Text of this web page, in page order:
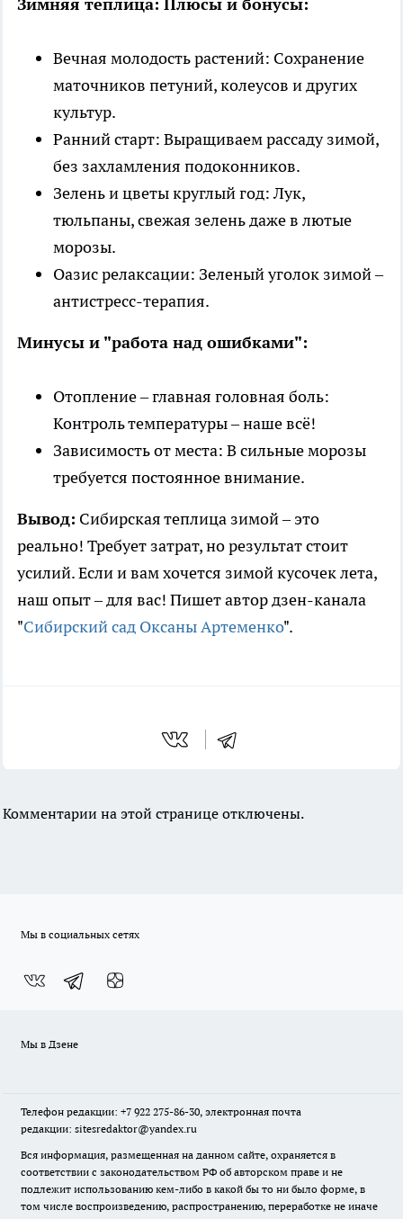
Вечная молодость растений: Сохранение
маточников петуний, колеусов и других
культур.
Ранний старт: Выращиваем рассаду зимой,
без захламления подоконников.
Зелень и цветы круглый год: Лук,
тюльпаны, свежая зелень даже в лютые
морозы.
Оазис релаксации: Зеленый уголок зимой –
антистресс-терапия.
Минусы и "работа над ошибками":
Отопление – главная головная боль:
Контроль температуры – наше всё!
Зависимость от места: В сильные морозы
требуется постоянное внимание.
Вывод: Сибирская теплица зимой – это
реально! Требует затрат, но результат стоит
усилий. Если и вам хочется зимой кусочек лета,
наш опыт – для вас! Пишет автор дзен-канала
"Сибирский сад Оксаны Артеменко".
Комментарии на этой странице отключены.
Мы в социальных сетях
Мы в Дзене
Телефон редакции: +7 922 275-86-30, электронная почта
редакции: sitesredaktor@yandex.ru
Вся информация, размещенная на данном сайте, охраняется в
соответствии с законодательством РФ об авторском праве и не
подлежит использованию кем-либо в какой бы то ни было форме, в
том числе воспроизведению, распространению, переработке не иначе